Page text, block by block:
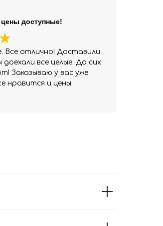
Все отлично! Доставили
все целые. До сих
Заказываю у вас уже
нравится и цены
доступные!